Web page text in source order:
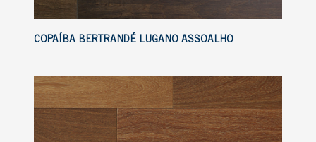
COPAÍBA BERTRANDÉ LUGANO ASSOALHO